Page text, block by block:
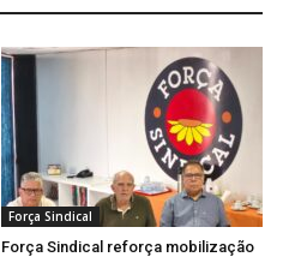
Força Sindical
Força Sindical reforça mobilização